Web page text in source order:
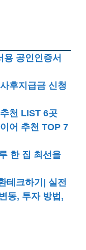
공인인증서
후지급금 신청
천 LIST 6곳
어 추천 TOP 7
한 집 최선을
테크하기| 실전
동, 투자 방법,